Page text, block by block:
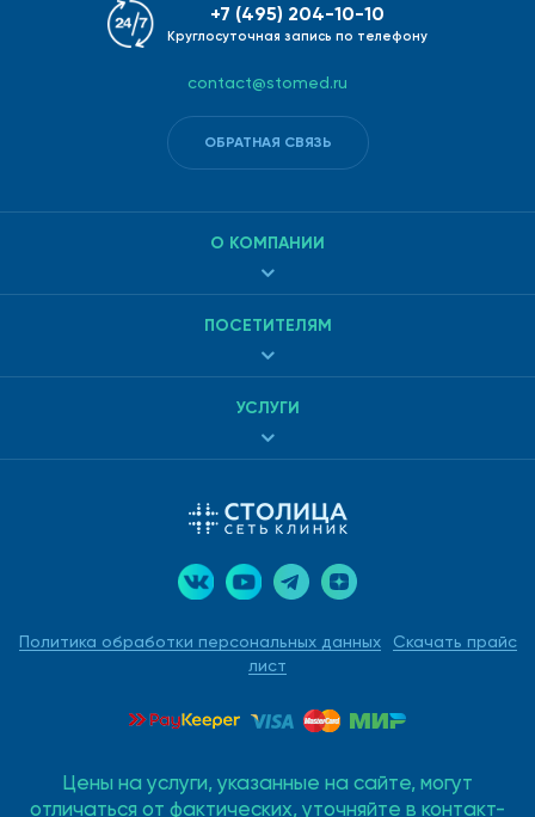
Политика обработки персональных данных
Скачать прайс
лист
О КОМПАНИИ
ПОСЕТИТЕЛЯМ
УСЛУГИ
+7 (495) 204-10-10
Круглосуточная запись по телефону
contact@stomed.ru
ОБРАТНАЯ СВЯЗЬ
Цены на услуги, указанные на сайте, могут
отличаться от фактических, уточняйте в контакт-